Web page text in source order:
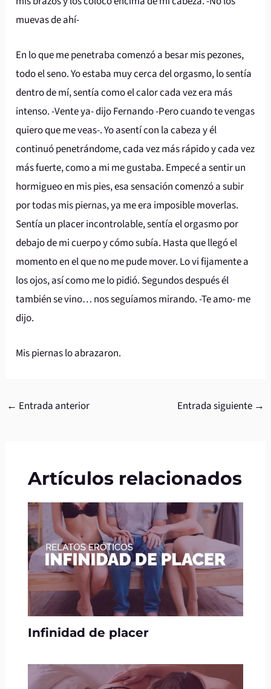
muevas de ahí-
En lo que me penetraba comenzó a besar mis pezones,
todo el seno. Yo estaba muy cerca del orgasmo, lo sentía
dentro de mí, sentía como el calor cada vez era más
intenso. -Vente ya- dijo Fernando -Pero cuando te vengas
quiero que me veas-. Yo asentí con la cabeza y él
continuó penetrándome, cada vez más rápido y cada vez
más fuerte, como a mi me gustaba. Empecé a sentir un
hormigueo en mis pies, esa sensación comenzó a subir
por todas mis piernas, ya me era imposible moverlas.
Sentía un placer incontrolable, sentía el orgasmo por
debajo de mi cuerpo y cómo subía. Hasta que llegó el
momento en el que no me pude mover. Lo vi fijamente a
los ojos, así como me lo pidió. Segundos después él
también se vino… nos seguíamos mirando. -Te amo- me
dijo.
Mis piernas lo abrazaron.
← Entrada anterior Entrada siguiente →
Artículos relacionados
Infinidad de placer